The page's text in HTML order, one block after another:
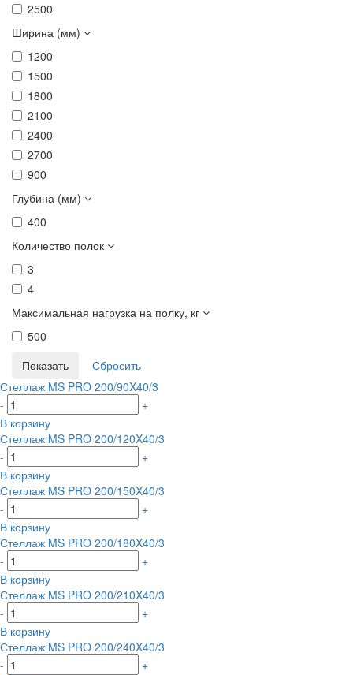
2500
Ширина (мм)
1200
1500
1800
2100
2400
2700
900
Глубина (мм)
400
Количество полок
3
4
Максимальная нагрузка на полку, кг
500
Стеллаж MS PRO 200/90X40/3
-
+
В корзину
Стеллаж MS PRO 200/120X40/3
-
+
В корзину
Стеллаж MS PRO 200/150X40/3
-
+
В корзину
Стеллаж MS PRO 200/180X40/3
-
+
В корзину
Стеллаж MS PRO 200/210X40/3
-
+
В корзину
Стеллаж MS PRO 200/240X40/3
-
+